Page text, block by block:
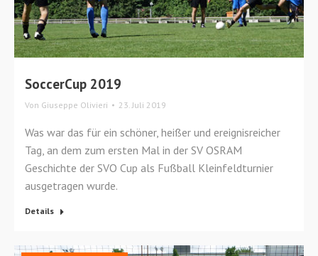
SoccerCup 2019
Von Giuseppe Olivieri 23. Juli 2019
Was war das für ein schöner, heißer und ereignisreicher
Tag, an dem zum ersten Mal in der SV OSRAM
Geschichte der SVO Cup als Fußball Kleinfeldturnier
ausgetragen wurde.
Details